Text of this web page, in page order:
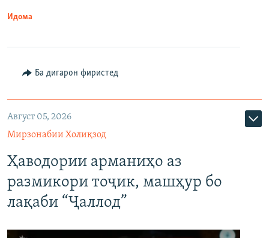
Идома
Ба дигарон фиристед
Август 05, 2026
Мирзонабии Холиқзод
Ҳаводории арманиҳо аз
размикори тоҷик, машҳур бо
лақаби “Ҷаллод”